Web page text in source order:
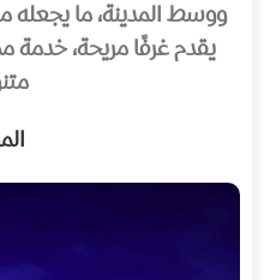
ووسط المدينة، ما يجعله
يقدم غرفًا مريحة، خدمة